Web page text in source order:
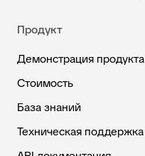
Продукт
Демонстрация продукта
Стоимость
База знаний
Техническая поддержка